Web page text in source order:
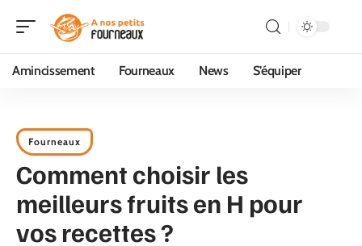
Amincissement Fourneaux News S’équiper
Fourneaux
Comment choisir les
meilleurs fruits en H pour
vos recettes ?